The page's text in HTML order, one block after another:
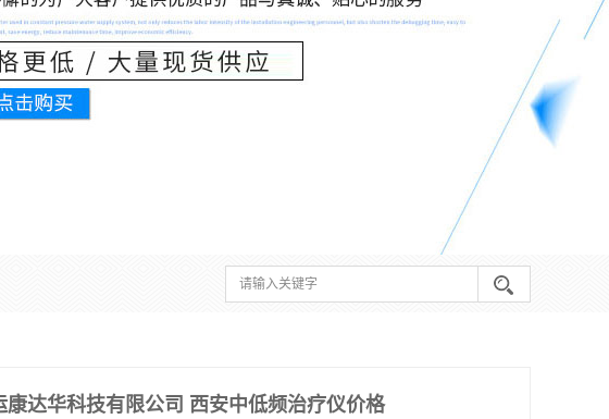
康达华科技有限公司 西安中低频治疗仪价格